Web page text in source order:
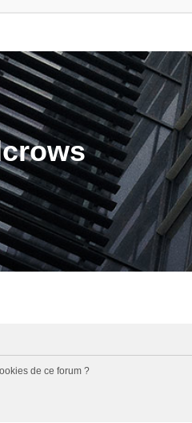
de ce forum ?